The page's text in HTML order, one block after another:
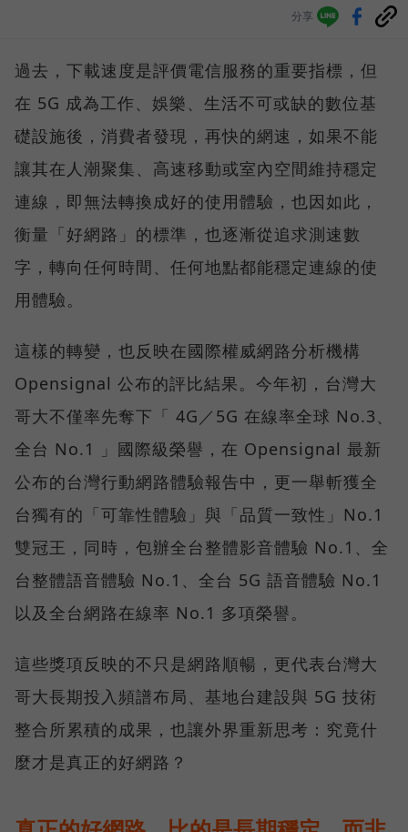
分享
過去，下載速度是評價電信服務的重要指標，但
在 5G 成為工作、娛樂、生活不可或缺的數位基
礎設施後，消費者發現，再快的網速，如果不能
讓其在人潮聚集、高速移動或室內空間維持穩定
連線，即無法轉換成好的使用體驗，也因如此，
衡量「好網路」的標準，也逐漸從追求測速數
字，轉向任何時間、任何地點都能穩定連線的使
用體驗。
這樣的轉變，也反映在國際權威網路分析機構
Opensignal 公布的評比結果。今年初，台灣大
哥大不僅率先奪下「 4G／5G 在線率全球 No.3、
全台 No.1 」國際級榮譽，在 Opensignal 最新
公布的台灣行動網路體驗報告中，更一舉斬獲全
台獨有的「可靠性體驗」與「品質一致性」No.1
雙冠王，同時，包辦全台整體影音體驗 No.1、全
台整體語音體驗 No.1、全台 5G 語音體驗 No.1
以及全台網路在線率 No.1 多項榮譽。
這些獎項反映的不只是網路順暢，更代表台灣大
哥大長期投入頻譜布局、基地台建設與 5G 技術
整合所累積的成果，也讓外界重新思考：究竟什
麼才是真正的好網路？